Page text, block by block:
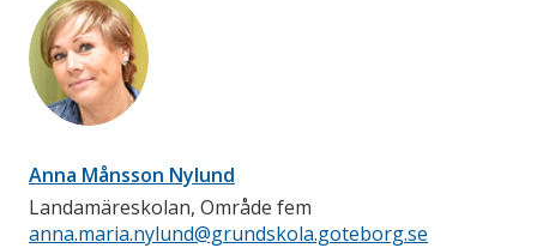
Anna Månsson Nylund
Landamäreskolan, Område fem
anna.maria.nylund@grundskola.goteborg.se